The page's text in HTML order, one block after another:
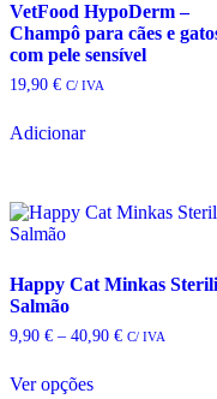
chosen
on
the
product
VetFood HypoDerm –
Champô para cães e
com pele sensível
19,90 € C/ IVA
Adicionar
Happy Cat Minkas
Salmão
9,90 € – 40,90 €Price
C/ IVA
Ver opçõesproduct